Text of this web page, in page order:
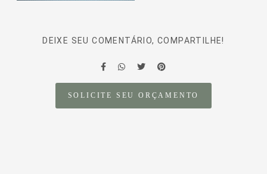
DEIXE SEU COMENTÁRIO, COMPARTILHE!
SOLICITE SEU ORÇAMENTO